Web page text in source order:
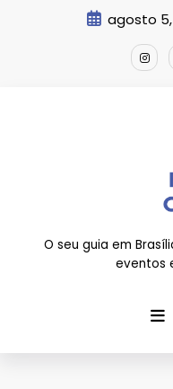
agosto 5,
O seu guia em
eventos